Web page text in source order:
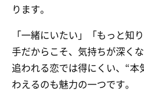
ります。
「一緒にいたい」「もっと知
手だからこそ、気持ちが深く
追われる恋では得にくい、“
わえるのも魅力の一つです。